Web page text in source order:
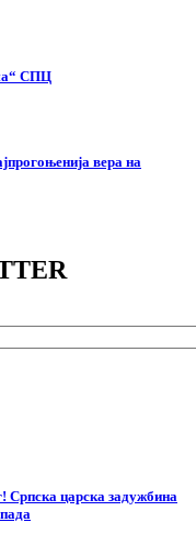
СПЦ
вера на
Српска царска задужбина